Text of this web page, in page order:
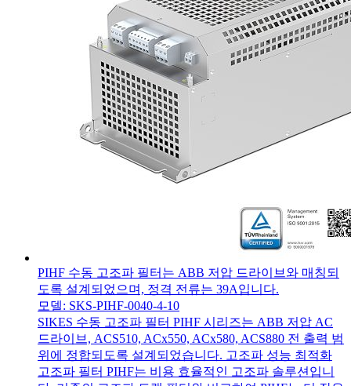
PIHF 수동 고조파 필터는 ABB 저압 드라이브와 매칭되
도록 설계되었으며, 정격 전류는 39A입니다.
모델: SKS-PIHF-0040-4-10
SIKES 수동 고조파 필터 PIHF 시리즈는 ABB 저압 AC
드라이브, ACS510, ACx550, ACx580, ACS880 전 출력 범
위에 정합되도록 설계되었습니다. 고조파 성능 최적화
고조파 필터 PIHF는 비용 효율적인 고조파 솔루션입니